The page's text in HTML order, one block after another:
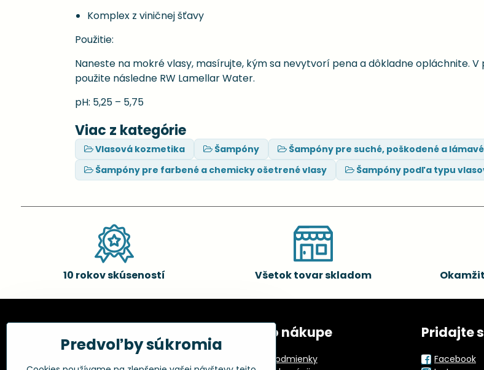
Komplex z viničnej šťavy
Použitie:
Naneste na mokré vlasy, masírujte, kým sa nevytvorí pena a dôkladne opláchnite.
použite následne RW Lamellar Water.
pH: 5,25 – 5,75
Viac z kategórie
Vlasová kozmetika Šampóny
Šampóny pre suché, poškodené a
Šampóny pre farbené a chemicky ošetrené vlasy
Šampóny podľa typu
10 rokov skúseností Všetok tovar skladom
Kadernícke potreby, s.r.o.
Fakturačné údaje:
Všetko o nákupe
Obchodné podmienky
Pridajte
Facebook
Predvoľby súkromia